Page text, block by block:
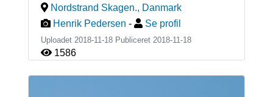
Nordstrand Skagen., Danmark
Henrik Pedersen - Se profil
Uploadet 2018-11-18 Publiceret 2018-11-18
1586